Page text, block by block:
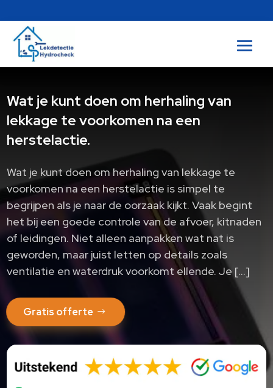
Wat je kunt doen om herhaling van
lekkage te voorkomen na een
herstelactie.
Wat je kunt doen om herhaling van lekkage te
voorkomen na een herstelactie is simpel te
begrijpen als je naar de oorzaak kijkt. Vaak begint
het bij een goede controle van de afvoer, kitnaden
of leidingen. Niet alleen aanpakken wat nat is
geworden, maar juist letten op details zoals
ventilatie en waterdruk voorkomt ellende. Je […]
Gratis offerte